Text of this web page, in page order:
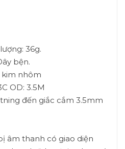
36g.
bện.
kim nhôm
OD: 3.5M
đến giắc cắm 3.5mm
âm thanh có giao diện